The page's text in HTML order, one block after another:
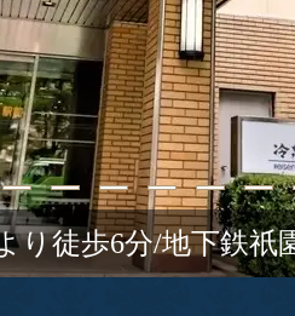
り徒歩6分/地下鉄祇